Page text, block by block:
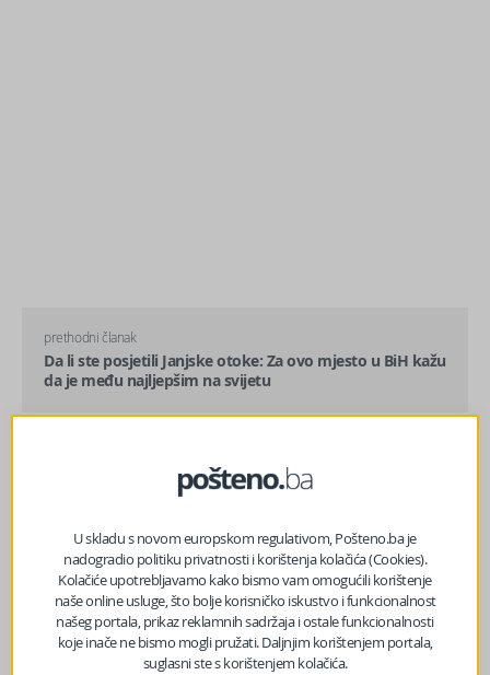
prethodni članak
Da li ste posjetili Janjske otoke: Za ovo mjesto u BiH kažu
da je među najljepšim na svijetu
U BiH danas do 31°C: Meteorolozi najavili promjenu
vremena – evo kad nam stižu kiša i pljuskovi
U skladu s novom europskom regulativom, Pošteno.ba je
nadogradio politiku privatnosti i korištenja kolačića (Cookies).
Kolačiće upotrebljavamo kako bismo vam omogućili korištenje
naše online usluge, što bolje korisničko iskustvo i funkcionalnost
našeg portala, prikaz reklamnih sadržaja i ostale funkcionalnosti
koje inače ne bismo mogli pružati. Daljnjim korištenjem portala,
suglasni ste s korištenjem kolačića.